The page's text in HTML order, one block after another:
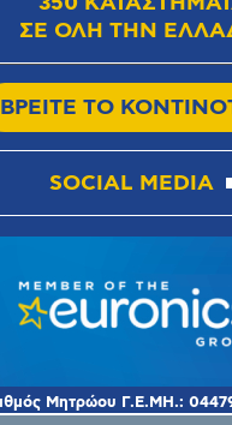
ΣΕ ΟΛΗ ΤΗΝ
ΒΡΕΙΤΕ ΤΟ
SOCIAL MEDIA